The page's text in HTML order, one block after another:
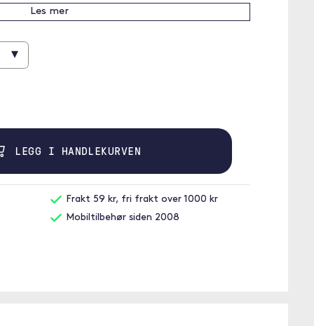
Les mer
▾
LEGG I HANDLEKURVEN
Frakt 59 kr, fri frakt over 1000 kr
Mobiltilbehør siden 2008